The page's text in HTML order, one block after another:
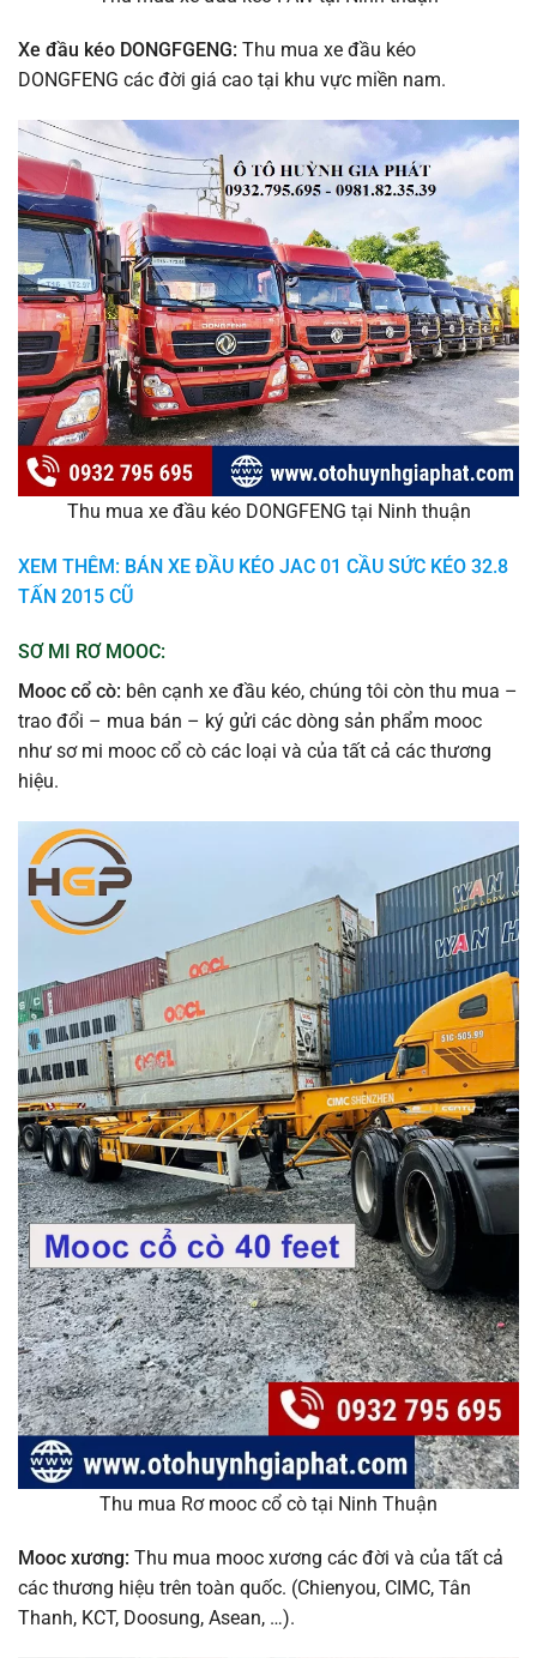
Xe đầu kéo DONGFGENG: Thu mua xe đầu kéo
DONGFENG các đời giá cao tại khu vực miền nam.
Thu mua xe đầu kéo DONGFENG tại Ninh thuận
XEM THÊM: BÁN XE ĐẦU KÉO JAC 01 CẦU SỨC KÉO 32.8
TẤN 2015 CŨ
SƠ MI RƠ MOOC:
Mooc cổ cò: bên cạnh xe đầu kéo, chúng tôi còn thu mua –
trao đổi – mua bán – ký gửi các dòng sản phẩm mooc
như sơ mi mooc cổ cò các loại và của tất cả các thương
hiệu.
Thu mua Rơ mooc cổ cò tại Ninh Thuận
Mooc xương: Thu mua mooc xương các đời và của tất cả
các thương hiệu trên toàn quốc. (Chienyou, CIMC, Tân
Thanh, KCT, Doosung, Asean, …).